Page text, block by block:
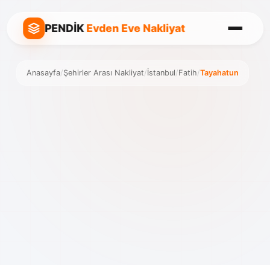
PENDİKEvden Eve Nakliyat
Anasayfa/Şehirler Arası Nakliyat/İstanbul/Fatih/Tayahatun